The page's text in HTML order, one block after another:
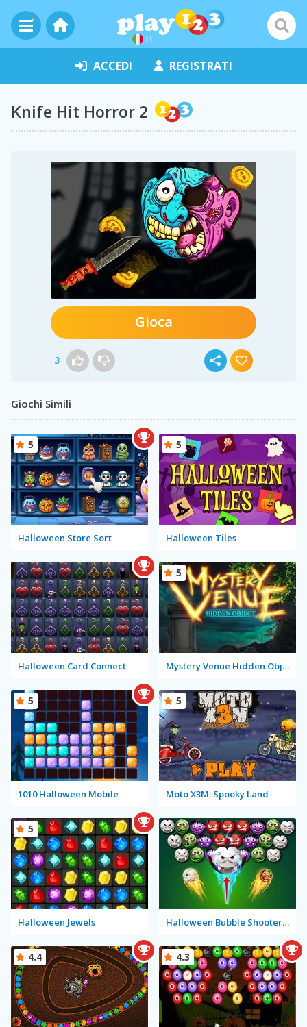
IT
ACCEDI REGISTRATI
Knife Hit Horror 2
Gioca
3
Giochi Simili
Halloween Store Sort
5
Halloween Tiles
5
Halloween Card Connect Mystery Venue Hidden Object
5
1010 Halloween Mobile
5
Moto X3M: Spooky Land
5
Halloween Jewels
5
Halloween Bubble Shooter Mobile
4.4 4.3